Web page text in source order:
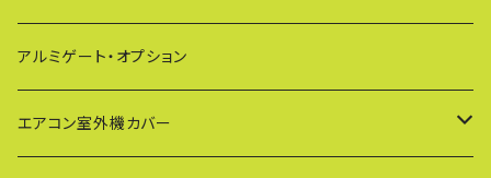
EXG（傾斜地対応アルミゲート）
PXG（EXG廉価版/傾斜地対応アルミゲート）
アルミゲート・オプション
エアコン室外機カバー